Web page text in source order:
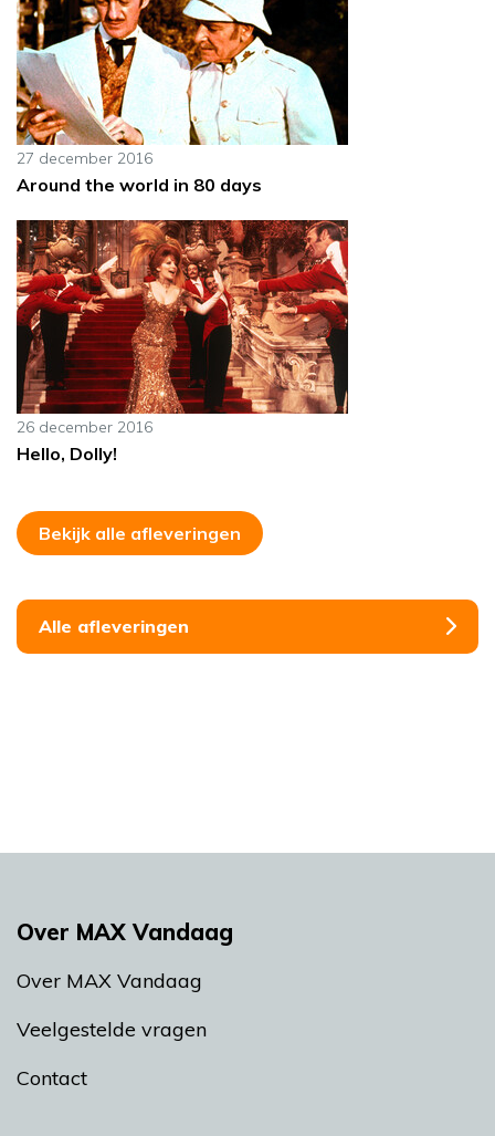
27 december 2016
Around the world in 80 days
26 december 2016
Hello, Dolly!
Bekijk alle afleveringen
Alle afleveringen
Over MAX Vandaag
Over MAX Vandaag
Veelgestelde vragen
Contact